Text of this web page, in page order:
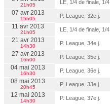
21h05 LE, 1/4 de finale, 1/4
07 avr 2013
15h05 P. League, 32e j.
11 avr 2013
21h05 LE, 1/4 de finale, 1/4
21 avr 2013
14h30 P. League, 34e j.
27 avr 2013
16h00 P. League, 35e j.
04 mai 2013
16h30 P. League, 36e j.
08 mai 2013
20h45 P. League, 33e j.
12 mai 2013
14h30 P. League, 37e j.